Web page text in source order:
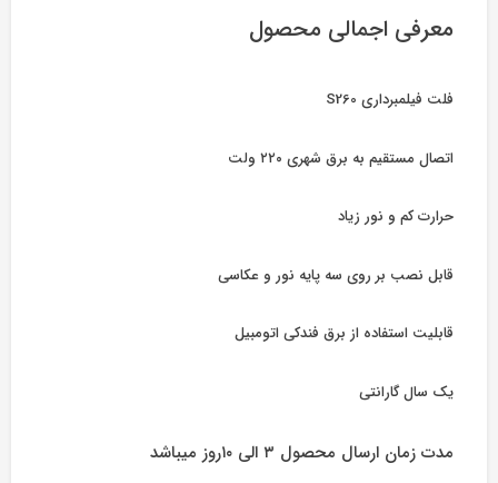
معرفی اجمالی محصول
فلت فیلمبرداری S260
اتصال مستقیم به برق شهری ۲۲۰ ولت
حرارت کم و نور زیاد
قابل نصب بر روی سه پایه نور و عکاسی
قابلیت استفاده از برق فندکی اتومبیل
یک سال گارانتی
مدت زمان ارسال محصول ۳ الی ۱۰روز میباشد